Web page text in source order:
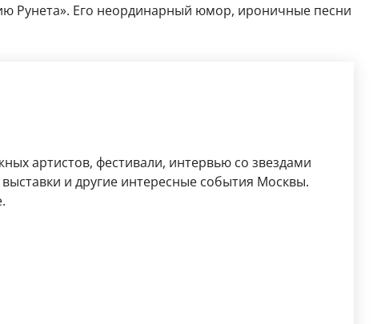
Рунета». Его неординарный юмор, ироничные песни
артистов, фестивали, интервью со звездами
и другие интересные события Москвы.